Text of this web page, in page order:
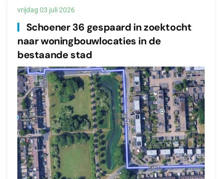
vrijdag 03 juli 2026
Schoener 36 gespaard in zoektocht
naar woningbouwlocaties in de
bestaande stad